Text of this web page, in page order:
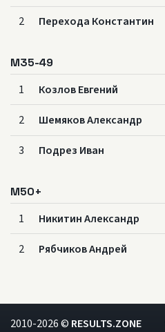
2 Перехода Константин
M35-49
1 Козлов Евгений
2 Шемяков Александр
3 Подрез Иван
M50+
1 Никитин Александр
2 Рябчиков Андрей
2010-2026 © RESULTS.ZONE